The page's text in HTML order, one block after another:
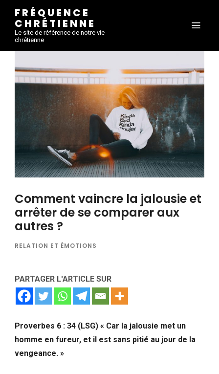
FRÉQUENCE
CHRÉTIENNE
Le site de référence de notre vie
chrétienne
Comment vaincre la jalousie et
arrêter de se comparer aux
autres ?
RELATION ET ÉMOTIONS
PARTAGER L'ARTICLE SUR
Proverbes 6 : 34 (LSG) « Car la jalousie met un
homme en fureur, et il est sans pitié au jour de la
vengeance. »